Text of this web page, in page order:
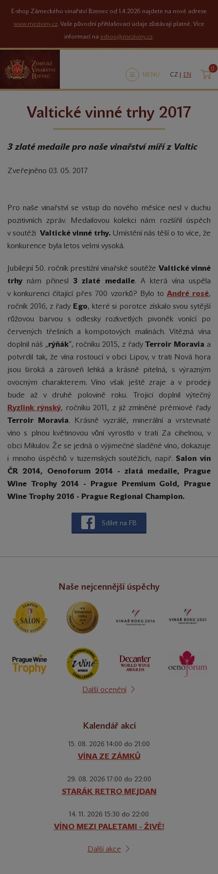
E-shop Zámeckého vinařství Bzenec od 1.4.2026 najdete na nové adrese
www.meziviny.cz. Vaše původní přihlašovací údaje zůstávají platné. Více
informací na eshop@meziviny.cz.
MENU CZ | EN
0
Valtické vinné trhy 2017
3 zlaté medaile pro naše vinařství míří z Valtic
Zveřejněno 03. 05. 2017
Pro naše vinařství se vstup do nového měsíce nesl v duchu
pozitivních zpráv. Medailovou kolekci nám rozšířil úspěch
v soutěži Valtické vinné trhy. Umístění nás těší o to více, že
konkurence byla letos velmi vysoká.
Jubilejní 50. ročník prestižní vinařské soutěže Valtické vinné
trhy nám přinesl 3 zlaté medaile. A která vína uspěla
v konkurenci čítající přes 700 vzorků? Bylo to André rosé,
ročník 2016, z řady Ego, které si porotce získalo svou sytější
růžovou barvou s odlesky rozkvetlých pivoněk vonící po
červených třešních a kompotových malinách. Vítězná vína
doplnil náš „rýňák“, ročníku 2015, z řadyTerroir Moravia a
potvrdil tak, že vína rostoucí v obci Lipov, v trati Nová hora
jsou široká a zároveň lehká a krásně pitelná, s výrazným
ovocným charakterem. Víno však ještě zraje a v prodeji
bude až v druhé polovině roku. Trojici doplnil výtečný
Ryzlink rýnský, ročníku 2011, z již zmíněné prémiové řady
Terroir Moravia. Krásně vyzrálé, minerální a vrstevnaté
víno s plnou květinovou vůní vyrostlo v trati Za cihelnou, v
obci Mikulov. Že se jedná o výjimečné sladěné víno, dokazuje
i mnoho úspěchů v tuzemských soutěžích, např. Salon vín
ČR 2014, Oenoforum 2014 - zlatá medaile, Prague
Wine Trophy 2014 - Prague Premium Gold, Prague
Wine Trophy 2016 - Prague Regional Champion.
Sdílet na FB
Naše nejcennější úspěchy
Další ocenění
Kalendář akcí
15. 08. 2026 14:00 do 21:00
VÍNA ZE ZÁMKŮ
29. 08. 2026 17:00 do 22:00
STARÁK RETRO MEJDAN
14. 11. 2026 15:30 do 22:00
VÍNO MEZI PALETAMI - ŽIVĚ!
Další akce